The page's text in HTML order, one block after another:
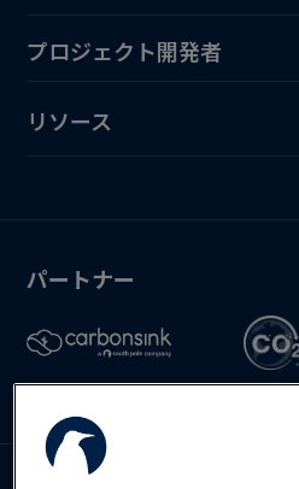
Deutsch
English
Español
プロジェクト開発者
リソース
パートナー